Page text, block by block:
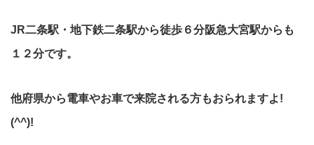
JR二条駅・地下鉄二条駅から徒歩６分阪急大宮駅からも
１２分です。
他府県から電車やお車で来院される方もおられますよ!
(^^)!